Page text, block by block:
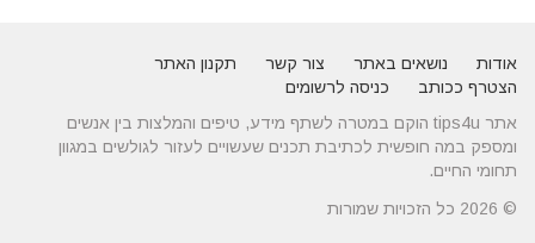
אודות נושאים באתר צור קשר
תקנון האתר
הצטרף ככותב
כניסה לרשומים
אתר tips4u הוקם במטרה לשתף מידע, טיפים והמלצות בין אנשים
ומספק במה חופשית לכתיבת תכנים שעשויים לעזור לגולשים במגוון
תחומי החיים.
© 2026 כל הזכויות שמורות